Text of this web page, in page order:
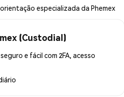
especializada da Phemex
(Custodial)
e fácil com 2FA, acesso